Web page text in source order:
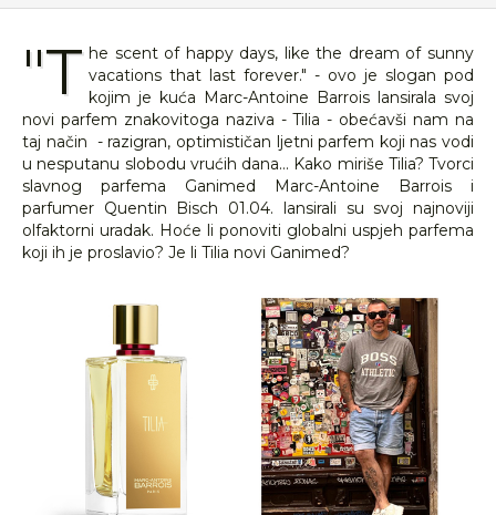
"T he scent of happy days, like the dream of sunny
vacations that last forever." - ovo je slogan pod
kojim je kuća Marc-Antoine Barrois lansirala svoj
novi parfem znakovitoga naziva - Tilia - obećavši nam na
taj način - razigran, optimističan ljetni parfem koji nas vodi
u nesputanu slobodu vrućih dana... Kako miriše Tilia? Tvorci
slavnog parfema Ganimed Marc-Antoine Barrois i
parfumer Quentin Bisch 01.04. lansirali su svoj najnoviji
olfaktorni uradak. Hoće li ponoviti globalni uspjeh parfema
koji ih je proslavio? Je li Tilia novi Ganimed?